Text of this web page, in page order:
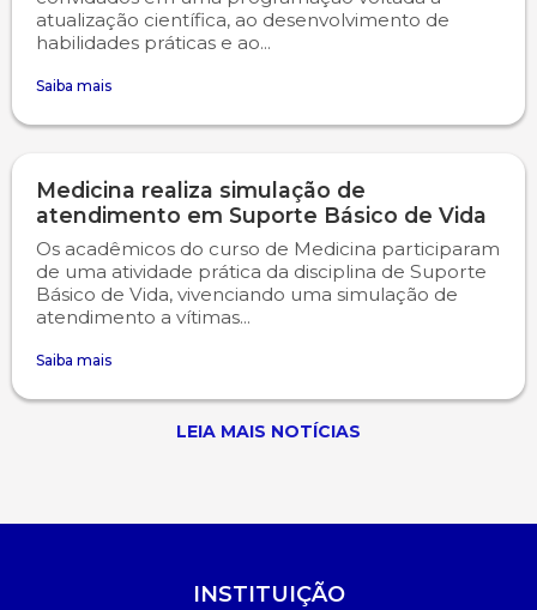
atualização científica, ao desenvolvimento de
habilidades práticas e ao...
Saiba mais
Medicina realiza simulação de
atendimento em Suporte Básico de Vida
Os acadêmicos do curso de Medicina participaram
de uma atividade prática da disciplina de Suporte
Básico de Vida, vivenciando uma simulação de
atendimento a vítimas...
Saiba mais
LEIA MAIS NOTÍCIAS
INSTITUIÇÃO